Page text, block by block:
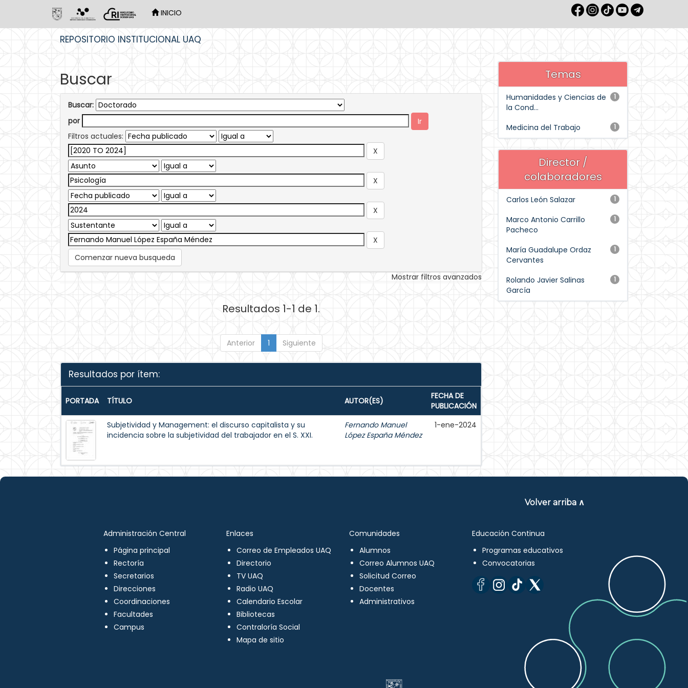
INICIO
REPOSITORIO INSTITUCIONAL UAQ
Buscar
Buscar:
por
Filtros actuales:
Comenzar nueva busqueda
Mostrar filtros avanzados
Resultados 1-1 de 1.
Anterior 1 Siguiente
Resultados por ítem:
PORTADA TÍTULO AUTOR(ES)
FECHA DE
PUBLICACIÓN
Subjetividad y Management: el discurso capitalista y su
incidencia sobre la subjetividad del trabajador en el S. XXI.
Fernando Manuel
López España Méndez
1-ene-2024
Temas
1
Humanidades y Ciencias de
la Cond...
1
Medicina del Trabajo
Director /
colaboradores
1
Carlos León Salazar
1
Marco Antonio Carrillo
Pacheco
1
María Guadalupe Ordaz
Cervantes
1
Rolando Javier Salinas
García
Volver arriba ∧
Administración Central
Página principal
Rectoría
Secretarios
Direcciones
Coordinaciones
Facultades
Campus
Enlaces
Correo de Empleados UAQ
Directorio
TV UAQ
Radio UAQ
Calendario Escolar
Bibliotecas
Contraloría Social
Mapa de sitio
Comunidades
Alumnos
Correo Alumnos UAQ
Solicitud Correo
Docentes
Administrativos
Educación Continua
Programas educativos
Convocatorias